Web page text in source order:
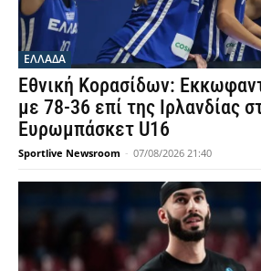
ΕΛΛΑΔΑ
Εθνική Κορασίδων:
με 78-36 επί της Ιρλανδίας
Ευρωμπάσκετ U16
Sportlive Newsroom - 07/08/2026 21:40